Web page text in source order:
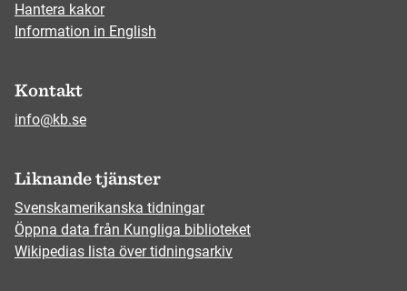
Hantera kakor
Information in English
Kontakt
info@kb.se
Liknande tjänster
Svenskamerikanska tidningar
Öppna data från Kungliga biblioteket
Wikipedias lista över tidningsarkiv